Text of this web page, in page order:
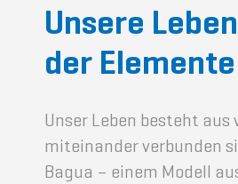
Toilette, Bad und
Unsere
der Elemente
Unser Leben besteht
miteinander verbunden
Bagua – einem Modell